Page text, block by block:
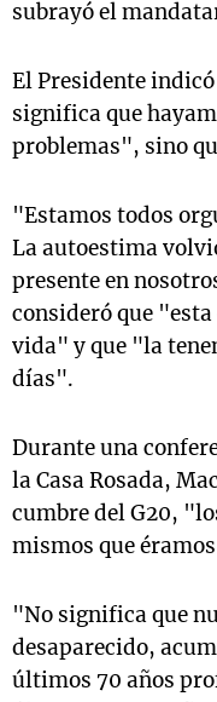
subrayó el
El Presidente
significa que
problemas", sino
"Estamos todos
La autoestima
presente en
consideró que
vida" y que "la
días".
Durante una
la Casa Rosada,
cumbre del G20,
mismos que
"No significa que
desaparecido,
últimos 70 años